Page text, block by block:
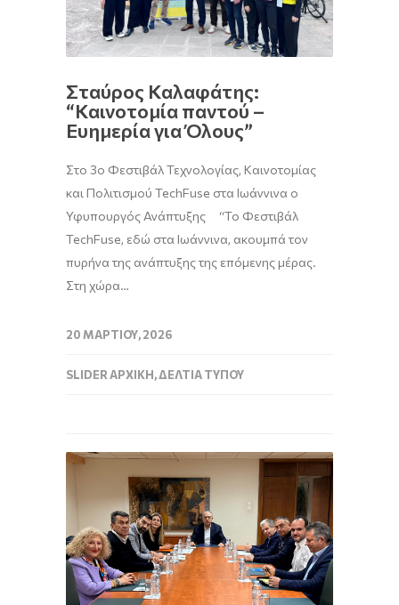
Σταύρος Καλαφάτης:
“Καινοτομία παντού –
Ευημερία για Όλους”
Στο 3ο Φεστιβάλ Τεχνολογίας, Καινοτομίας
και Πολιτισμού TechFuse στα Ιωάννινα ο
Υφυπουργός Ανάπτυξης “Το Φεστιβάλ
TechFuse, εδώ στα Ιωάννινα, ακουμπά τον
πυρήνα της ανάπτυξης της επόμενης μέρας.
Στη χώρα…
20 ΜΑΡΤΊΟΥ, 2026
SLIDER ΑΡΧΙΚΉ,ΔΕΛΤΊΑ ΤΎΠΟΥ